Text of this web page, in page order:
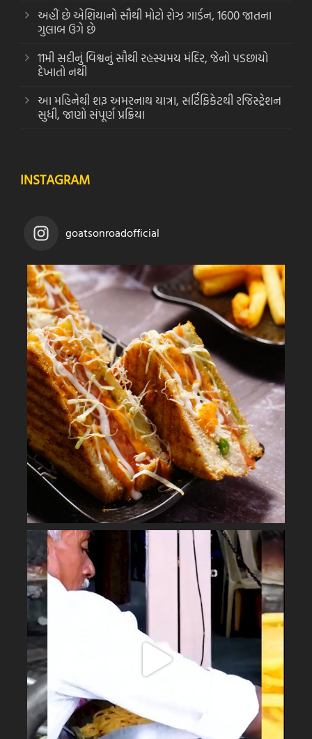
અહીં છે એશિયાનો સૌથી મોટો રોઝ ગાર્ડન, 1600 જાતના
ગુલાબ ઉગે છે
11મી સદીનું વિશ્વનું સૌથી રહસ્યમય મંદિર, જેનો પડછાયો
દેખાતો નથી
આ મહિનેથી શરૂ અમરનાથ યાત્રા, સર્ટિફિકેટથી રજિસ્ટ્રેશન
સુધી, જાણો સંપૂર્ણ પ્રક્રિયા
INSTAGRAM
goatsonroadofficial